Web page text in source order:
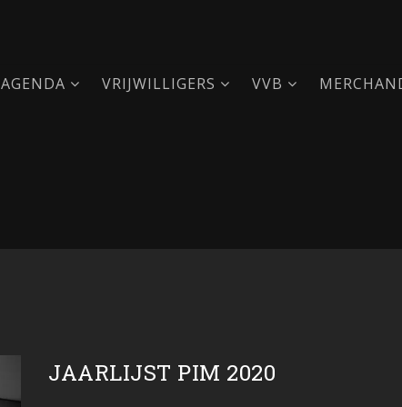
AGENDA VRIJWILLIGERS VVB
JAARLIJST PIM 2020